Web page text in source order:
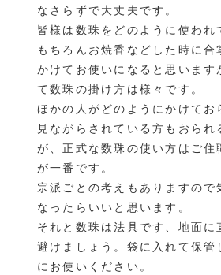
なさらずで大丈夫です。
皆様は数珠をどのように使われ
もちろんお焼香などした時に合
かけてお使いになると思います
て数珠の掛け方は様々です。
ほかの人がどのようにかけてお
見ながらされている方もおられ
が、正式な数珠の使い方はご住
が一番です。
宗派ごとの考えもありますので
なったらいいと思います。
それと数珠は法具です、地面に
避けましょう。袋に入れて保管
にお使いください。